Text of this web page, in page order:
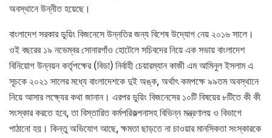
অবস্থানে উন্নীত হয়েছে।
বাংলাদেশ সরকার ডুয়িং বিজনেসে উন্নতির জন্য বিশেষ উদ্যোগ নেয় ২০১৬ সালে।
ওই বছরের ১৯ নভেম্বর সোনারগাঁও হোটেলে সচিবদের নিয়ে এক সভায় বাংলাদেশ
বিনিয়োগ উন্নয়ন কর্তৃপক্ষের (বিডা) নির্বাহী চেয়ারম্যান কাজী এম আমিনুল ইসলাম এ
সূচকে ২০২১ সালের মধ্যে বাংলাদেশকে দুই অঙ্ক, অর্থাৎ কমপক্ষে ৯৯তম অবস্থানে
নিয়ে আসার লক্ষ্যের কথা জানান। এরপর ডুয়িং বিজনেসের ১০টি বিষয়ের ৮টিতে কী কী
সংস্কার করতে হবে, তা বিস্তারিত কর্মপরিকল্পনাসহ বিভিন্ন মন্ত্রণালয় ও বিভাগে
পাঠানো হয়। কিন্তু অভিযোগ আছে, ক্ষমতা ছাড়তে না চাওয়ার মানসিকতা সংস্কারকে